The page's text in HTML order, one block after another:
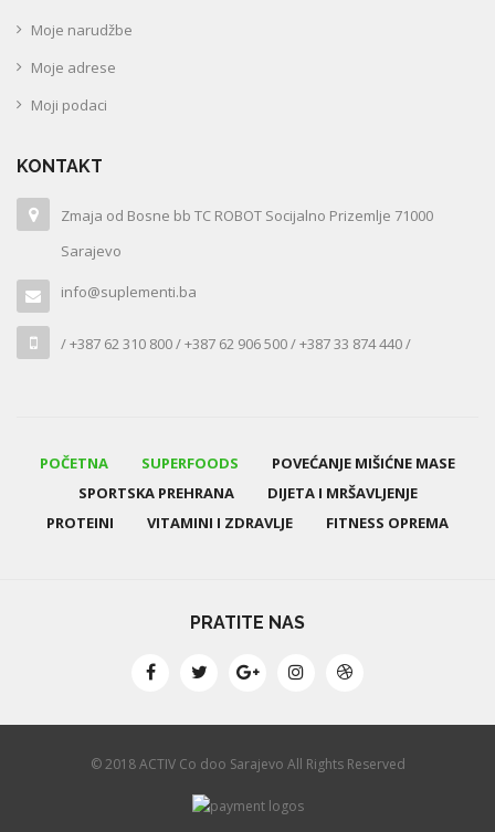
Moje narudžbe
Moje adrese
Moji podaci
KONTAKT
Zmaja od Bosne bb TC ROBOT Socijalno Prizemlje 71000
Sarajevo
info@suplementi.ba
/ +387 62 310 800 / +387 62 906 500 / +387 33 874 440 /
POČETNA SUPERFOODS
POVEĆANJE MIŠIĆNE MASE
SPORTSKA PREHRANA
DIJETA I MRŠAVLJENJE
PROTEINI
VITAMINI I ZDRAVLJE FITNESS OPREMA
PRATITE NAS
© 2018 ACTIV Co doo Sarajevo All Rights Reserved